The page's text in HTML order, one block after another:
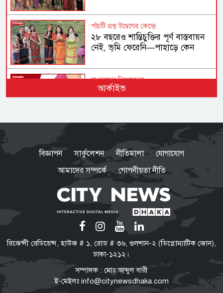
পাঁচটি প্রশ্ন উদ্বেগের কেন্দ্রে
২৮ বছরেও শান্তিচুক্তির পূর্ণ বাস্তবায়ন
নেই, ভূমি ফেরেনি—পাহাড়ে কেন
যা বলছেন বিশেষজ্ঞরা
অতিরিক্ত ওজনে বাড়ছে হৃদরোগ-
ফখরুল
পরিবর্তনের পক্ষে-বিপক্ষে নানা শক্তি
তরুণদের সঙ্গে সমাজ ও রাষ্ট্রের একটি
ইতিবাচক সমন্বয় প্রয়োজন বললেন
হোসেন জিল্লুর
টিএফআই সেলে বন্দি রেখে নির্যাতন
শেখ হাসিনার নির্দেশে গুম করা হয়েছিল
আর্কাইভ
বিজ্ঞাপন সার্কুলেশন নীতিমালা
যোগাযোগ
আমাদের সম্পর্কে
গোপনীয়তা নীতি
রিজেন্সী রেডিয়েন্স, হাউজ # ১, রোড # ৩৬, গুলশান-২ (ডিপ্লোম্যাটিক জোন),
ঢাকা-১২১২।
সম্পাদক : মোঃ আব্দুল বারী
ই-মেইলঃ info@citynewsdhaka.com